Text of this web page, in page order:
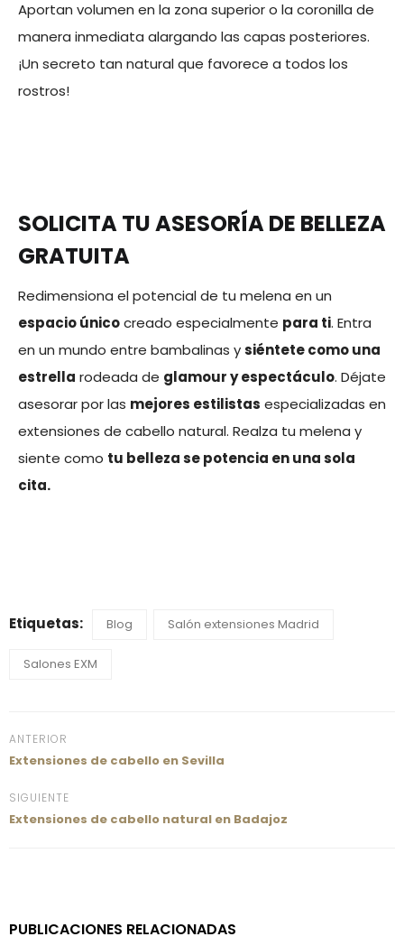
Aportan volumen en la zona superior o la coronilla de
manera inmediata alargando las capas posteriores.
¡Un secreto tan natural que favorece a todos los
rostros!
SOLICITA TU ASESORÍA DE BELLEZA
GRATUITA
Redimensiona el potencial de tu melena en un
espacio únicocreado especialmente para ti. Entra
en un mundo entre bambalinas ysiéntete como una
estrella rodeada de glamour y espectáculo. Déjate
asesorar por las mejores estilistas especializadas en
extensiones de cabello natural. Realza tu melena y
siente como tu belleza se potencia en una sola
cita.
Etiquetas: Blog Salón extensiones Madrid
Salones EXM
ANTERIOR
Extensiones de cabello en Sevilla
SIGUIENTE
Extensiones de cabello natural en Badajoz
PUBLICACIONES RELACIONADAS